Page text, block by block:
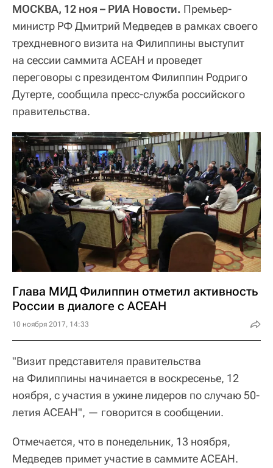
МОСКВА, 12 ноя – РИА Новости. Премьер-
министр РФ Дмитрий Медведев в рамках своего
трехдневного визита на Филиппины выступит
на сессии саммита АСЕАН и проведет
переговоры с президентом Филиппин Родриго
Дутерте, сообщила пресс-служба российского
правительства.
Глава МИД Филиппин отметил активность
России в диалоге с АСЕАН
10 ноября 2017, 14:33
"Визит представителя правительства
на Филиппины начинается в воскресенье, 12
ноября, с участия в ужине лидеров по случаю 50-
летия АСЕАН", — говорится в сообщении.
Отмечается, что в понедельник, 13 ноября,
Медведев примет участие в саммите АСЕАН.